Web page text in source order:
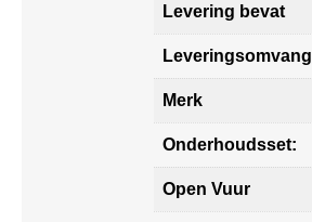
Levering bevat
Leveringsomvang
Merk
Onderhoudsset:
Open Vuur